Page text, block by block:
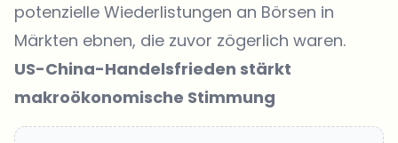
potenzielle Wiederlistungen an Börsen in
Märkten ebnen, die zuvor zögerlich waren.
US-China-Handelsfrieden stärkt
makroökonomische Stimmung